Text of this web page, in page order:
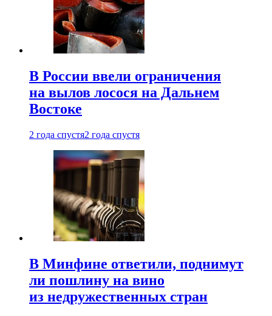
В России ввели ограничения
на вылов лосося на Дальнем
Востоке
2 года спустя2 года спустя
В Минфине ответили, поднимут
ли пошлину на вино
из недружественных стран